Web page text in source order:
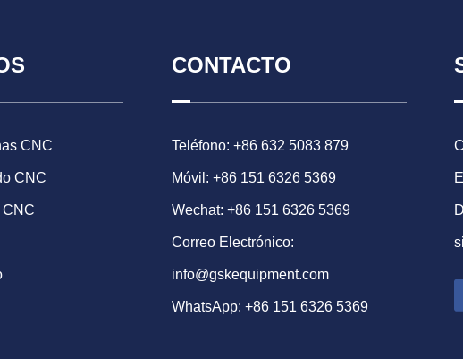
CNC
CNC
CNC
CONTACTO
Teléfono: +86 632 5083 879
Móvil: +86 151 6326 5369
Wechat: +86 151 6326 5369
Correo Electrónico:
info@gskequipment.com
WhatsApp: +86 151 6326 5369